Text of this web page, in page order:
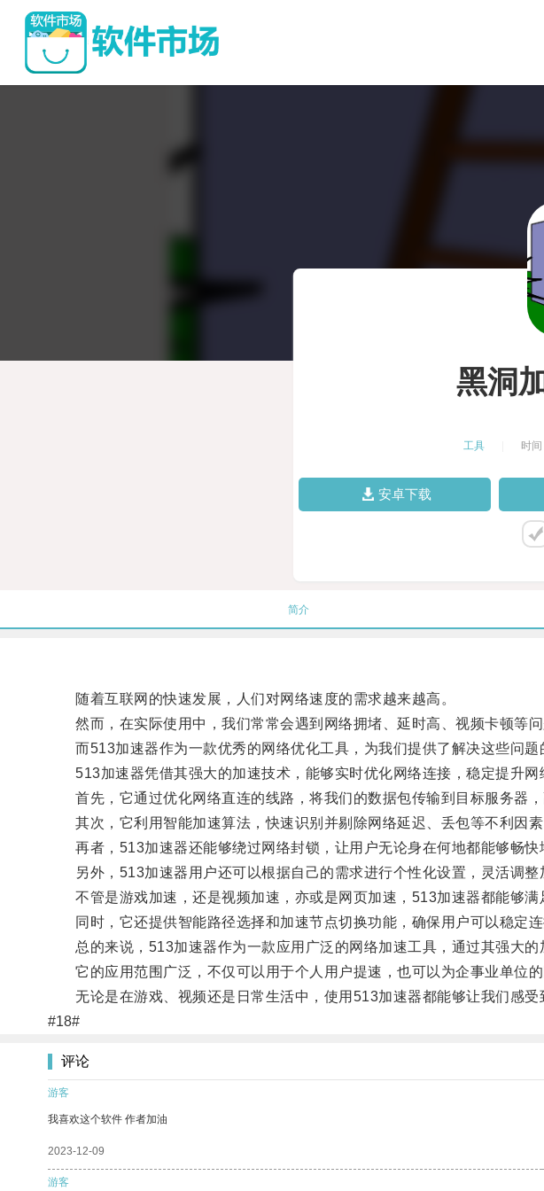
黑洞
工具 时
安卓下载
简介
随着互联网的快速发展，人们对网络速度的需求越来越高。
然而，在实际使用中，我们常常会遇到网络拥堵、延时高、视频卡顿等问
而513加速器作为一款优秀的网络优化工具，为我们提供了解决这些问题
513加速器凭借其强大的加速技术，能够实时优化网络连接，稳定提升网
首先，它通过优化网络直连的线路，将我们的数据包传输到目标服务器，
其次，它利用智能加速算法，快速识别并剔除网络延迟、丢包等不利因素
再者，513加速器还能够绕过网络封锁，让用户无论身在何地都能够畅快
另外，513加速器用户还可以根据自己的需求进行个性化设置，灵活调整
不管是游戏加速，还是视频加速，亦或是网页加速，513加速器都能够满
同时，它还提供智能路径选择和加速节点切换功能，确保用户可以稳定连
总的来说，513加速器作为一款应用广泛的网络加速工具，通过其强大的
它的应用范围广泛，不仅可以用于个人用户提速，也可以为企事业单位的
无论是在游戏、视频还是日常生活中，使用513加速器都能够让我们感受
#18#
评论
游客
我喜欢这个软件 作者加油
2023-12-09
游客